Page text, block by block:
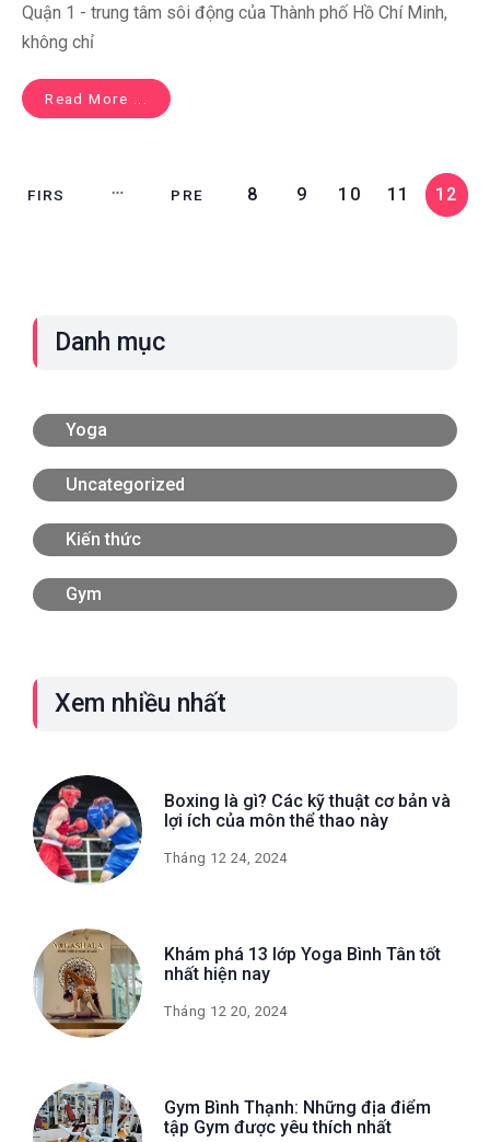
Quận 1 - trung tâm sôi động của Thành phố Hồ Chí Minh,
không chỉ
Read More ...
FIRS PRE 8 9 10 11 12
Danh mục
Yoga
Uncategorized
Kiến thức
Gym
Xem nhiều nhất
Boxing là gì? Các kỹ thuật cơ bản và
lợi ích của môn thể thao này
Tháng 12 24, 2024
Khám phá 13 lớp Yoga Bình Tân tốt
nhất hiện nay
Tháng 12 20, 2024
Gym Bình Thạnh: Những địa điểm
tập Gym được yêu thích nhất